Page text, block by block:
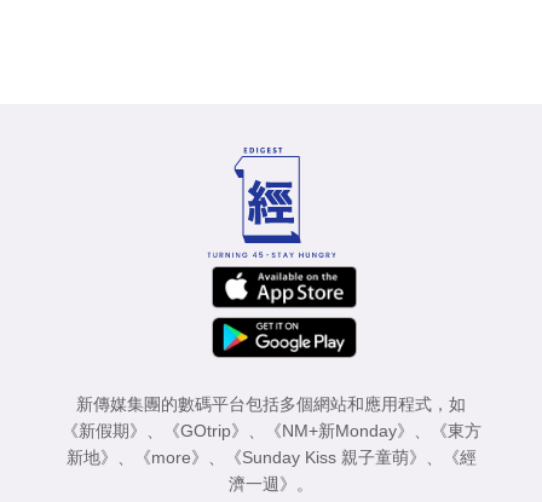
新傳媒集團的數碼平台包括多個網站和應用程式，如
《新假期》
《GOtrip》 《NM+新Monday》
《東方
新地》
《more》 《Sunday Kiss 親子童萌》
《經
濟一週》
。